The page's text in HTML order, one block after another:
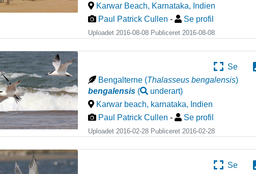
Karwar Beach, Karnataka, Indien
Paul Patrick Cullen- Se profil
Uploadet 2016-08-08 Publiceret2016-08-08
Se
Bengalterne (Thalasseus bengalensis)
bengalensis ( underart)
Karwar beach, karnataka, Indien
Paul Patrick Cullen- Se profil
Uploadet 2016-02-28 Publiceret2016-02-28
Se